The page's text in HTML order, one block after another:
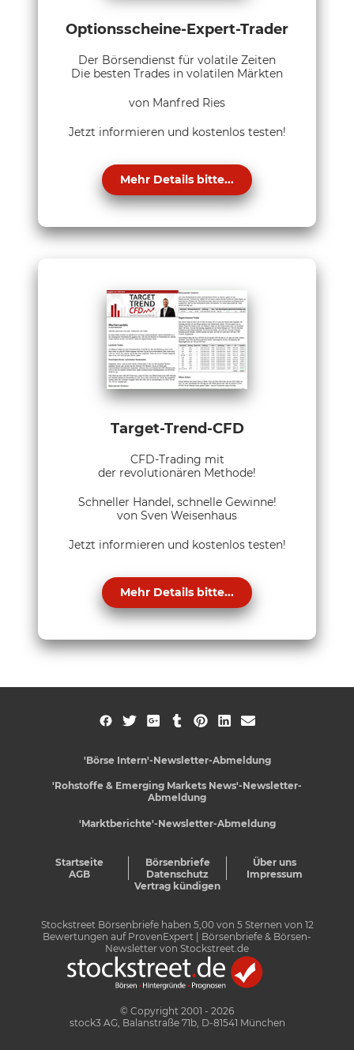
Optionsscheine-Expert-Trader
Der Börsendienst für volatile Zeiten
Die besten Trades in volatilen Märkten
von Manfred Ries
Jetzt informieren und kostenlos testen!
Mehr Details bitte...
Target-Trend-CFD
CFD-Trading mit
der revolutionären Methode!
Schneller Handel, schnelle Gewinne!
von Sven Weisenhaus
Jetzt informieren und kostenlos testen!
Mehr Details bitte...
'Börse Intern'-Newsletter-Abmeldung
'Rohstoffe & Emerging Markets News'-Newsletter-
Abmeldung
'Marktberichte'-Newsletter-Abmeldung
Startseite Börsenbriefe
Über uns
AGB
Datenschutz
Impressum
Vertrag kündigen
Stockstreet Börsenbriefe haben 5,00von 5Sternen von 12
Bewertungen auf ProvenExpert
| Börsenbriefe & Börsen-
Newsletter von Stockstreet.de
© Copyright 2001 - 2026
stock3 AG, Balanstraße 71b, D-81541 München